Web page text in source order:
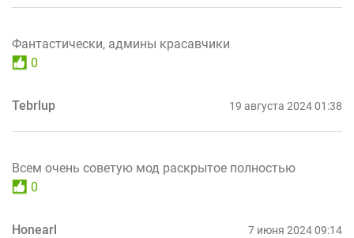
Фантастически, админы красавчики
0
Tebrlup 19 августа 2024 01:38
Всем очень советую мод раскрытое полностью
0
Honearl 7 июня 2024 09:14